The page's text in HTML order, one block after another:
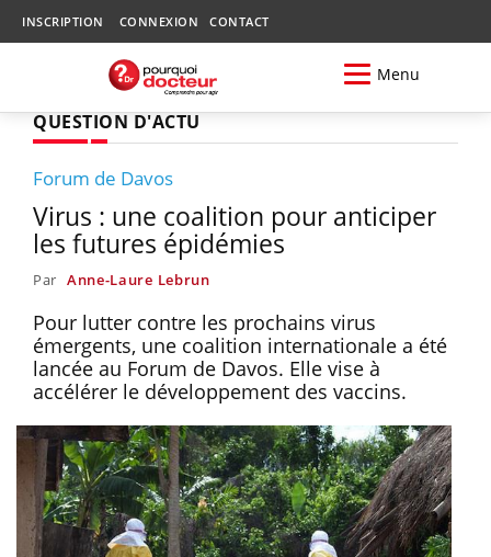
INSCRIPTION CONNEXION CONTACT
Menu
QUESTION D'ACTU
Forum de Davos
Virus : une coalition pour anticiper
les futures épidémies
Par Anne-Laure Lebrun
Pour lutter contre les prochains virus
émergents, une coalition internationale a été
lancée au Forum de Davos. Elle vise à
accélérer le développement des vaccins.